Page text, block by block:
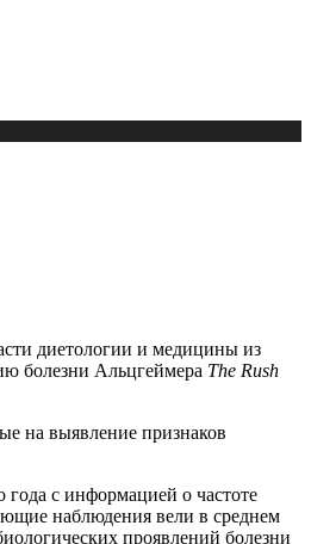
диетологии и медицины из
болезни Альцгеймера The Rush
на выявление признаков
с информацией о частоте
наблюдения вели в среднем
проявлений болезни